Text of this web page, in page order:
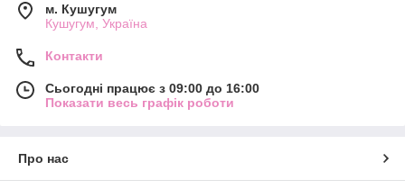
м. Кушугум
Кушугум, Україна
Контакти
Сьогодні працює з 09:00 до 16:00
Показати весь графік роботи
Про нас